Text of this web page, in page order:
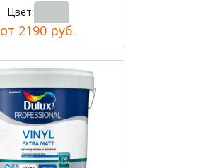
Цвет:
от 2190 руб.